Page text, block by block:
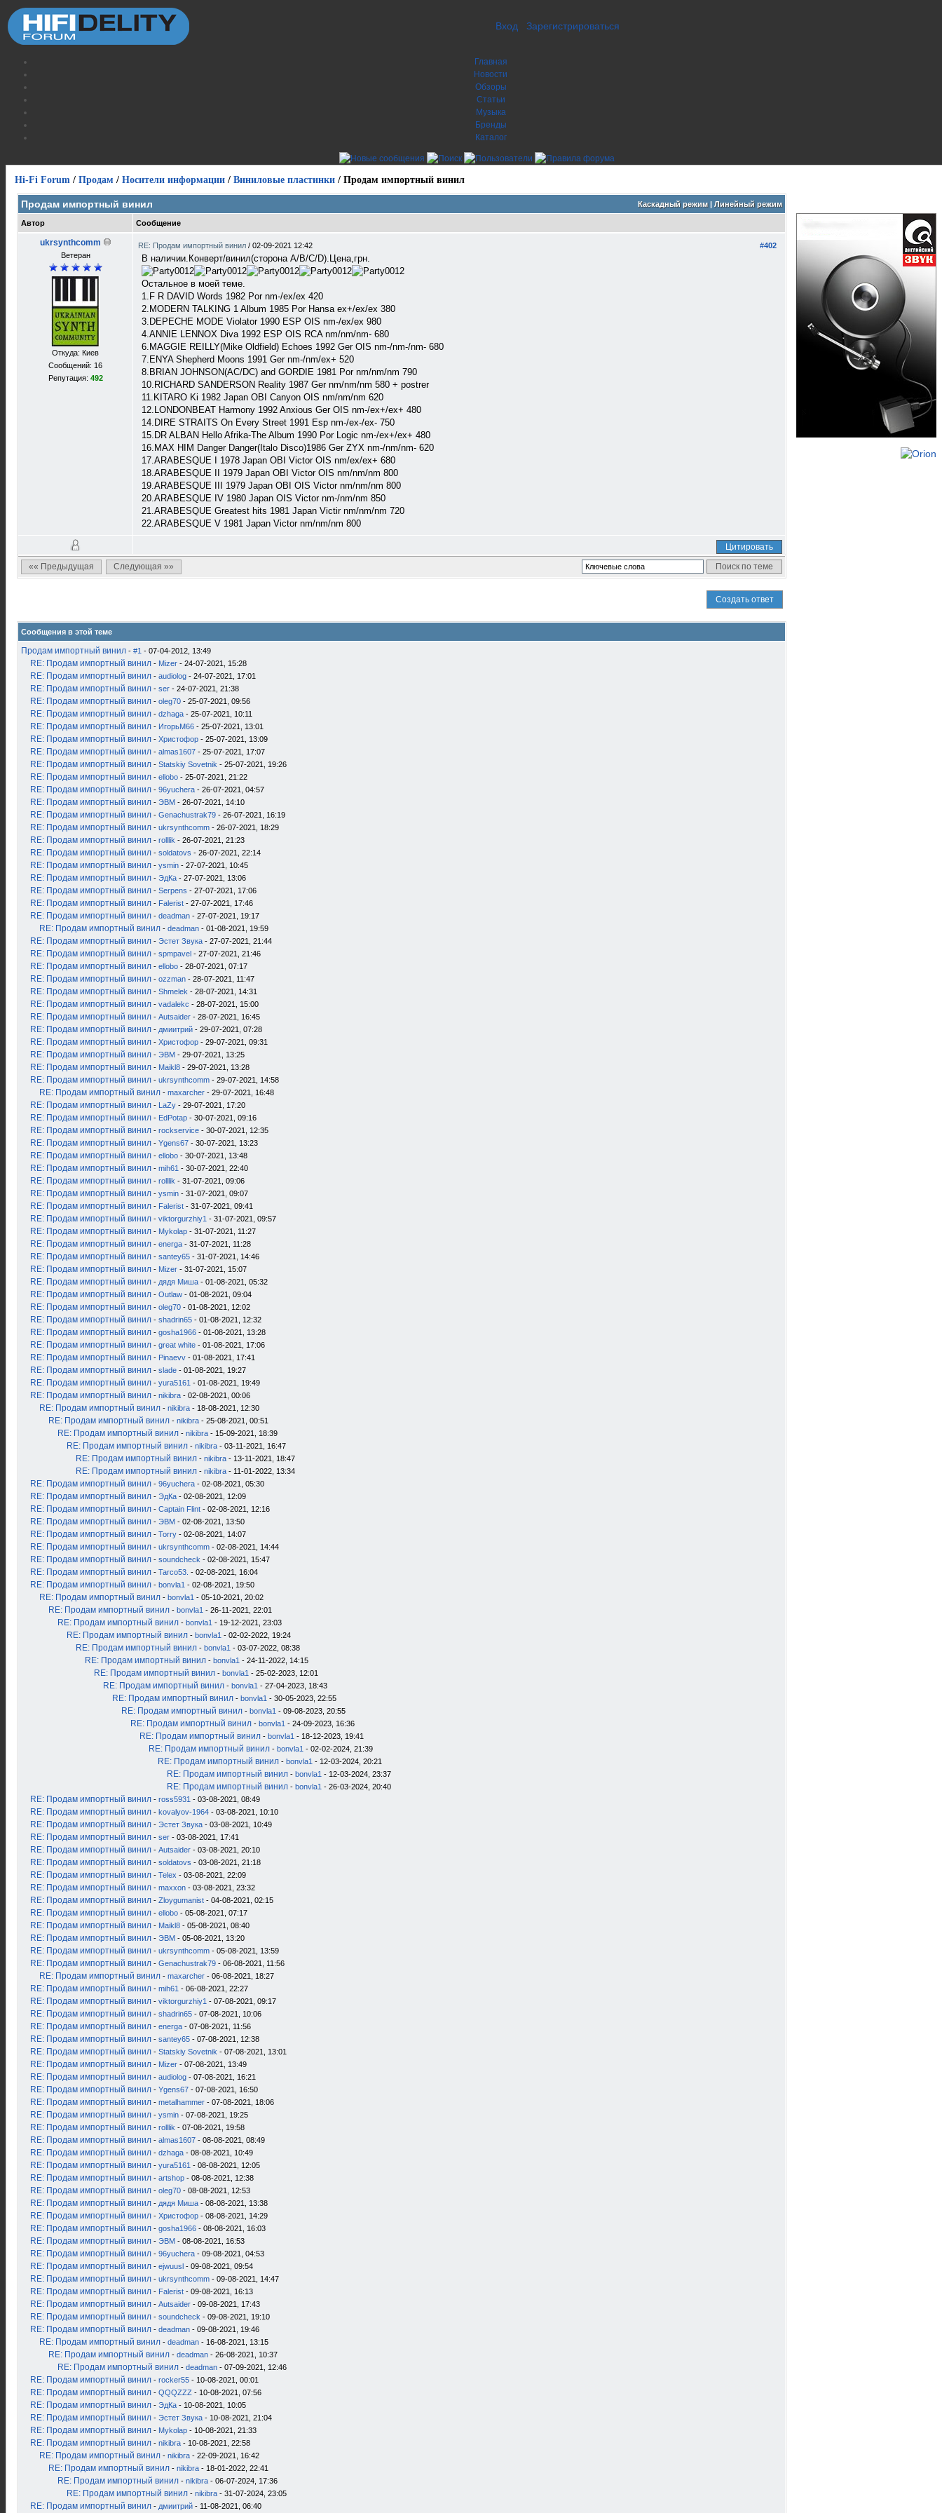
Вход Зарегистрироваться
Главная
Новости
Обзоры
Статьи
Музыка
Бренды
Каталог
Hi-Fi Forum / Продам / Носители информации / Виниловые пластинки / Продам импортный винил
Каскадный режим| Линейный режим
Продам импортный винил
Автор Сообщение
ukrsynthcomm
Ветеран
Откуда: Киев
Сообщений: 16
Репутация: 492
#402
RE: Продам импортный винил / 02-09-2021 12:42
В наличии.Конверт/винил(сторона А/В/С/D).Цена,грн.
Остальное в моей теме.
1.F R DAVID Words 1982 Por nm-/ex/ex 420
2.MODERN TALKING 1 Album 1985 Por Hansa ex+/ex/ex 380
3.DEPECHE MODE Violator 1990 ESP OIS nm-/ex/ex 980
4.ANNIE LENNOX Diva 1992 ESP OIS RCA nm/nm/nm- 680
6.MAGGIE REILLY(Mike Oldfield) Echoes 1992 Ger OIS nm-/nm-/nm- 680
7.ENYA Shepherd Moons 1991 Ger nm-/nm/ex+ 520
8.BRIAN JOHNSON(AC/DC) and GORDIE 1981 Por nm/nm/nm 790
10.RICHARD SANDERSON Reality 1987 Ger nm/nm/nm 580 + postrer
11.KITARO Ki 1982 Japan OBI Canyon OIS nm/nm/nm 620
12.LONDONBEAT Harmony 1992 Anxious Ger OIS nm-/ex+/ex+ 480
14.DIRE STRAITS On Every Street 1991 Esp nm-/ex-/ex- 750
15.DR ALBAN Hello Afrika-The Album 1990 Por Logic nm-/ex+/ex+ 480
16.MAX HIM Danger Danger(Italo Disco)1986 Ger ZYX nm-/nm/nm- 620
17.ARABESQUE I 1978 Japan OBI Victor OIS nm/ex/ex+ 680
18.ARABESQUE II 1979 Japan OBI Victor OIS nm/nm/nm 800
19.ARABESQUE III 1979 Japan OBI OIS Victor nm/nm/nm 800
20.ARABESQUE IV 1980 Japan OIS Victor nm-/nm/nm 850
21.ARABESQUE Greatest hits 1981 Japan Victir nm/nm/nm 720
22.ARABESQUE V 1981 Japan Victor nm/nm/nm 800
Цитировать
«« Предыдущая
Следующая »»
Создать ответ
Сообщения в этой теме
Продам импортный винил - #1 - 07-04-2012, 13:49
RE: Продам импортный винил - Mizer - 24-07-2021, 15:28
RE: Продам импортный винил - audiolog - 24-07-2021, 17:01
RE: Продам импортный винил - ser - 24-07-2021, 21:38
RE: Продам импортный винил - oleg70 - 25-07-2021, 09:56
RE: Продам импортный винил - dzhaga - 25-07-2021, 10:11
RE: Продам импортный винил - ИгорьМ66 - 25-07-2021, 13:01
RE: Продам импортный винил - Христофор - 25-07-2021, 13:09
RE: Продам импортный винил - almas1607 - 25-07-2021, 17:07
RE: Продам импортный винил - Statskiy Sovetnik - 25-07-2021, 19:26
RE: Продам импортный винил - ellobo - 25-07-2021, 21:22
RE: Продам импортный винил - 96yuchera - 26-07-2021, 04:57
RE: Продам импортный винил - ЭВМ - 26-07-2021, 14:10
RE: Продам импортный винил - Genachustrak79 - 26-07-2021, 16:19
RE: Продам импортный винил - ukrsynthcomm - 26-07-2021, 18:29
RE: Продам импортный винил - rolllik - 26-07-2021, 21:23
RE: Продам импортный винил - soldatovs - 26-07-2021, 22:14
RE: Продам импортный винил - ysmin - 27-07-2021, 10:45
RE: Продам импортный винил - ЭдКа - 27-07-2021, 13:06
RE: Продам импортный винил - Serpens - 27-07-2021, 17:06
RE: Продам импортный винил - Falerist - 27-07-2021, 17:46
RE: Продам импортный винил - deadman - 27-07-2021, 19:17
RE: Продам импортный винил - deadman - 01-08-2021, 19:59
RE: Продам импортный винил - Эстет Звука - 27-07-2021, 21:44
RE: Продам импортный винил - spmpavel - 27-07-2021, 21:46
RE: Продам импортный винил - ellobo - 28-07-2021, 07:17
RE: Продам импортный винил - ozzman - 28-07-2021, 11:47
RE: Продам импортный винил - Shmelek - 28-07-2021, 14:31
RE: Продам импортный винил - vadalekc - 28-07-2021, 15:00
RE: Продам импортный винил - Autsaider - 28-07-2021, 16:45
RE: Продам импортный винил - дмиитрий - 29-07-2021, 07:28
RE: Продам импортный винил - Христофор - 29-07-2021, 09:31
RE: Продам импортный винил - ЭВМ - 29-07-2021, 13:25
RE: Продам импортный винил - Maikl8 - 29-07-2021, 13:28
RE: Продам импортный винил - ukrsynthcomm - 29-07-2021, 14:58
RE: Продам импортный винил - maxarcher - 29-07-2021, 16:48
RE: Продам импортный винил - LaZy - 29-07-2021, 17:20
RE: Продам импортный винил - EdPotap - 30-07-2021, 09:16
RE: Продам импортный винил - rockservice - 30-07-2021, 12:35
RE: Продам импортный винил - Ygens67 - 30-07-2021, 13:23
RE: Продам импортный винил - ellobo - 30-07-2021, 13:48
RE: Продам импортный винил - mih61 - 30-07-2021, 22:40
RE: Продам импортный винил - rolllik - 31-07-2021, 09:06
RE: Продам импортный винил - ysmin - 31-07-2021, 09:07
RE: Продам импортный винил - Falerist - 31-07-2021, 09:41
RE: Продам импортный винил - viktorgurzhiy1 - 31-07-2021, 09:57
RE: Продам импортный винил - Mykolap - 31-07-2021, 11:27
RE: Продам импортный винил - energa - 31-07-2021, 11:28
RE: Продам импортный винил - santey65 - 31-07-2021, 14:46
RE: Продам импортный винил - Mizer - 31-07-2021, 15:07
RE: Продам импортный винил - дядя Миша - 01-08-2021, 05:32
RE: Продам импортный винил - Outlaw - 01-08-2021, 09:04
RE: Продам импортный винил - oleg70 - 01-08-2021, 12:02
RE: Продам импортный винил - shadrin65 - 01-08-2021, 12:32
RE: Продам импортный винил - gosha1966 - 01-08-2021, 13:28
RE: Продам импортный винил - great white - 01-08-2021, 17:06
RE: Продам импортный винил - Pinaevv - 01-08-2021, 17:41
RE: Продам импортный винил - slade - 01-08-2021, 19:27
RE: Продам импортный винил - yura5161 - 01-08-2021, 19:49
RE: Продам импортный винил - nikibra - 02-08-2021, 00:06
RE: Продам импортный винил - nikibra - 18-08-2021, 12:30
RE: Продам импортный винил - nikibra - 25-08-2021, 00:51
RE: Продам импортный винил - nikibra - 15-09-2021, 18:39
RE: Продам импортный винил - nikibra - 03-11-2021, 16:47
RE: Продам импортный винил - nikibra - 13-11-2021, 18:47
RE: Продам импортный винил - nikibra - 11-01-2022, 13:34
RE: Продам импортный винил - 96yuchera - 02-08-2021, 05:30
RE: Продам импортный винил - ЭдКа - 02-08-2021, 12:09
RE: Продам импортный винил - Captain Flint - 02-08-2021, 12:16
RE: Продам импортный винил - ЭВМ - 02-08-2021, 13:50
RE: Продам импортный винил - Torry - 02-08-2021, 14:07
RE: Продам импортный винил - ukrsynthcomm - 02-08-2021, 14:44
RE: Продам импортный винил - soundcheck - 02-08-2021, 15:47
RE: Продам импортный винил - Tarco53. - 02-08-2021, 16:04
RE: Продам импортный винил - bonvla1 - 02-08-2021, 19:50
RE: Продам импортный винил - bonvla1 - 05-10-2021, 20:02
RE: Продам импортный винил - bonvla1 - 26-11-2021, 22:01
RE: Продам импортный винил - bonvla1 - 19-12-2021, 23:03
RE: Продам импортный винил - bonvla1 - 02-02-2022, 19:24
RE: Продам импортный винил - bonvla1 - 03-07-2022, 08:38
RE: Продам импортный винил - bonvla1 - 24-11-2022, 14:15
RE: Продам импортный винил - bonvla1 - 25-02-2023, 12:01
RE: Продам импортный винил - bonvla1 - 27-04-2023, 18:43
RE: Продам импортный винил - bonvla1 - 30-05-2023, 22:55
RE: Продам импортный винил - bonvla1 - 09-08-2023, 20:55
RE: Продам импортный винил - bonvla1 - 24-09-2023, 16:36
RE: Продам импортный винил - bonvla1 - 18-12-2023, 19:41
RE: Продам импортный винил - bonvla1 - 02-02-2024, 21:39
RE: Продам импортный винил - bonvla1 - 12-03-2024, 20:21
RE: Продам импортный винил - bonvla1 - 12-03-2024, 23:37
RE: Продам импортный винил - bonvla1 - 26-03-2024, 20:40
RE: Продам импортный винил - ross5931 - 03-08-2021, 08:49
RE: Продам импортный винил - kovalyov-1964 - 03-08-2021, 10:10
RE: Продам импортный винил - Эстет Звука - 03-08-2021, 10:49
RE: Продам импортный винил - ser - 03-08-2021, 17:41
RE: Продам импортный винил - Autsaider - 03-08-2021, 20:10
RE: Продам импортный винил - soldatovs - 03-08-2021, 21:18
RE: Продам импортный винил - Telex - 03-08-2021, 22:09
RE: Продам импортный винил - maxxon - 03-08-2021, 23:32
RE: Продам импортный винил - Zloygumanist - 04-08-2021, 02:15
RE: Продам импортный винил - ellobo - 05-08-2021, 07:17
RE: Продам импортный винил - Maikl8 - 05-08-2021, 08:40
RE: Продам импортный винил - ЭВМ - 05-08-2021, 13:20
RE: Продам импортный винил - ukrsynthcomm - 05-08-2021, 13:59
RE: Продам импортный винил - Genachustrak79 - 06-08-2021, 11:56
RE: Продам импортный винил - maxarcher - 06-08-2021, 18:27
RE: Продам импортный винил - mih61 - 06-08-2021, 22:27
RE: Продам импортный винил - viktorgurzhiy1 - 07-08-2021, 09:17
RE: Продам импортный винил - shadrin65 - 07-08-2021, 10:06
RE: Продам импортный винил - energa - 07-08-2021, 11:56
RE: Продам импортный винил - santey65 - 07-08-2021, 12:38
RE: Продам импортный винил - Statskiy Sovetnik - 07-08-2021, 13:01
RE: Продам импортный винил - Mizer - 07-08-2021, 13:49
RE: Продам импортный винил - audiolog - 07-08-2021, 16:21
RE: Продам импортный винил - Ygens67 - 07-08-2021, 16:50
RE: Продам импортный винил - metalhammer - 07-08-2021, 18:06
RE: Продам импортный винил - ysmin - 07-08-2021, 19:25
RE: Продам импортный винил - rolllik - 07-08-2021, 19:58
RE: Продам импортный винил - almas1607 - 08-08-2021, 08:49
RE: Продам импортный винил - dzhaga - 08-08-2021, 10:49
RE: Продам импортный винил - yura5161 - 08-08-2021, 12:05
RE: Продам импортный винил - artshop - 08-08-2021, 12:38
RE: Продам импортный винил - oleg70 - 08-08-2021, 12:53
RE: Продам импортный винил - дядя Миша - 08-08-2021, 13:38
RE: Продам импортный винил - Христофор - 08-08-2021, 14:29
RE: Продам импортный винил - gosha1966 - 08-08-2021, 16:03
RE: Продам импортный винил - ЭВМ - 08-08-2021, 16:53
RE: Продам импортный винил - 96yuchera - 09-08-2021, 04:53
RE: Продам импортный винил - ejwuusl - 09-08-2021, 09:54
RE: Продам импортный винил - ukrsynthcomm - 09-08-2021, 14:47
RE: Продам импортный винил - Falerist - 09-08-2021, 16:13
RE: Продам импортный винил - Autsaider - 09-08-2021, 17:43
RE: Продам импортный винил - soundcheck - 09-08-2021, 19:10
RE: Продам импортный винил - deadman - 09-08-2021, 19:46
RE: Продам импортный винил - deadman - 16-08-2021, 13:15
RE: Продам импортный винил - deadman - 26-08-2021, 10:37
RE: Продам импортный винил - deadman - 07-09-2021, 12:46
RE: Продам импортный винил - rocker55 - 10-08-2021, 00:01
RE: Продам импортный винил - QQQZZZ - 10-08-2021, 07:56
RE: Продам импортный винил - ЭдКа - 10-08-2021, 10:05
RE: Продам импортный винил - Эстет Звука - 10-08-2021, 21:04
RE: Продам импортный винил - Mykolap - 10-08-2021, 21:33
RE: Продам импортный винил - nikibra - 10-08-2021, 22:58
RE: Продам импортный винил - nikibra - 22-09-2021, 16:42
RE: Продам импортный винил - nikibra - 18-01-2022, 22:41
RE: Продам импортный винил - nikibra - 06-07-2024, 17:36
RE: Продам импортный винил - nikibra - 31-07-2024, 23:05
RE: Продам импортный винил - дмиитрий - 11-08-2021, 06:40